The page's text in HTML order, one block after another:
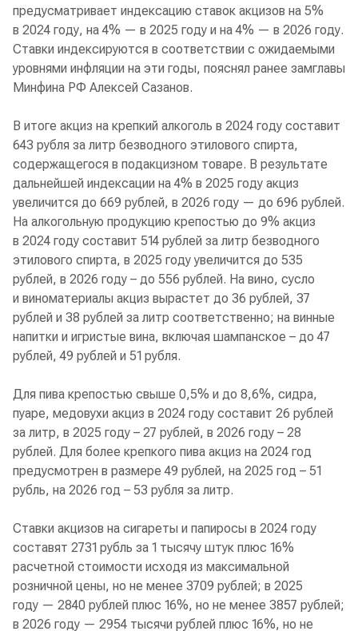
предусматривает индексацию ставок акцизов на 5%
в 2024 году, на 4% — в 2025 году и на 4% — в 2026 году.
Ставки индексируются в соответствии с ожидаемыми
уровнями инфляции на эти годы, пояснял ранее замглавы
Минфина РФ Алексей Сазанов.
В итоге акциз на крепкий алкоголь в 2024 году составит
643 рубля за литр безводного этилового спирта,
содержащегося в подакцизном товаре. В результате
дальнейшей индексации на 4% в 2025 году акциз
увеличится до 669 рублей, в 2026 году — до 696 рублей.
На алкогольную продукцию крепостью до 9% акциз
в 2024 году составит 514 рублей за литр безводного
этилового спирта, в 2025 году увеличится до 535
рублей, в 2026 году – до 556 рублей. На вино, сусло
и виноматериалы акциз вырастет до 36 рублей, 37
рублей и 38 рублей за литр соответственно; на винные
напитки и игристые вина, включая шампанское – до 47
рублей, 49 рублей и 51 рубля.
Для пива крепостью свыше 0,5% и до 8,6%, сидра,
пуаре, медовухи акциз в 2024 году составит 26 рублей
за литр, в 2025 году – 27 рублей, в 2026 году – 28
рублей. Для более крепкого пива акциз на 2024 год
предусмотрен в размере 49 рублей, на 2025 год – 51
рубль, на 2026 год – 53 рубля за литр.
Ставки акцизов на сигареты и папиросы в 2024 году
составят 2731 рубль за 1 тысячу штук плюс 16%
расчетной стоимости исходя из максимальной
розничной цены, но не менее 3709 рублей; в 2025
году — 2840 рублей плюс 16%, но не менее 3857 рублей;
в 2026 году — 2954 тысячи рублей плюс 16%, но не